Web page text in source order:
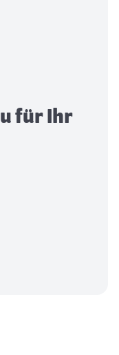
für Ihr